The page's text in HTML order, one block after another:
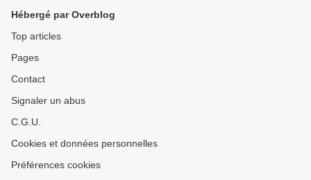
Hébergé par Overblog
Top articles
Pages
Contact
Signaler un abus
C.G.U.
Cookies et données personnelles
Préférences cookies